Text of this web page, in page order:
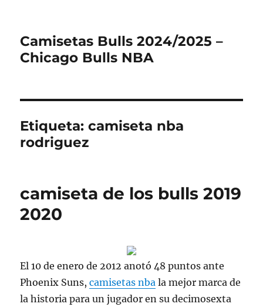
Camisetas Bulls 2024/2025 –
Chicago Bulls NBA
Etiqueta:camiseta nba
rodriguez
camiseta de los bulls 2019
2020
El 10 de enero de 2012 anotó 48 puntos ante
Phoenix Suns,camisetas nba la mejor marca de
la historia para un jugador en su decimosexta